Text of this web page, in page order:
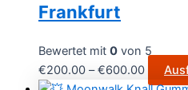
Frankfurt
Bewertet mit 0 von 5
€200.00 –€600.00